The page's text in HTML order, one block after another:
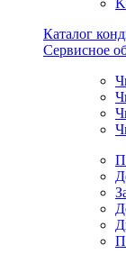
Каталог
Сервисное